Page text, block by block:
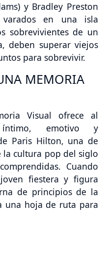
y Bradley Preston
varados en una isla
sobrevivientes de un
deben superar viejos
para sobrevivir.
MEMORIA
Visual ofrece al
emotivo y
Paris Hilton, una de
la cultura pop del siglo
Cuando
fiestera y figura
de principios de la
una hoja de ruta para